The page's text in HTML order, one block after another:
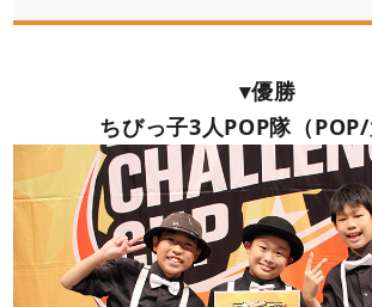
▾優勝
ちびっ子3人POP隊（POP/